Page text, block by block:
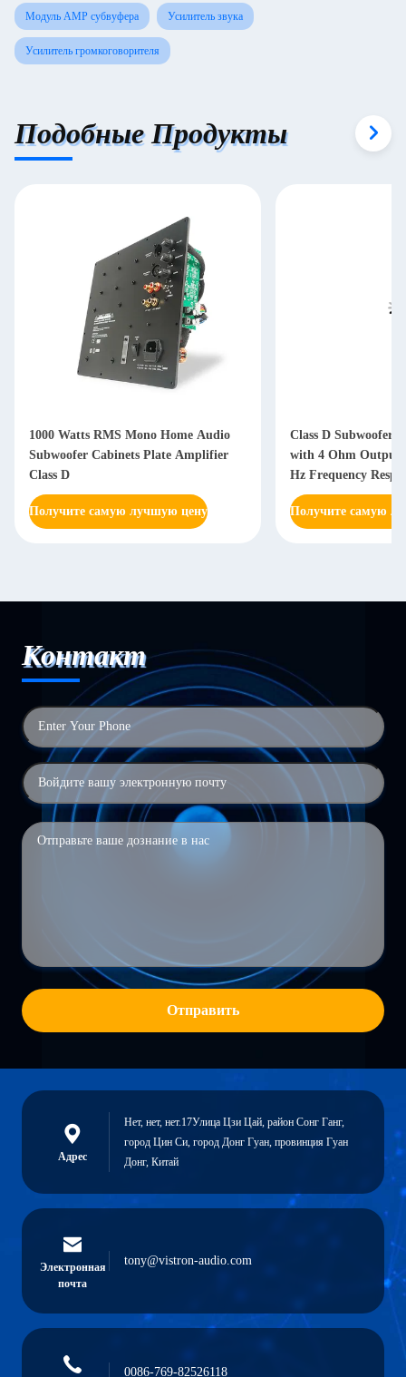
Модуль AMP субвуфера Усилитель звука
Усилитель громкоговорителя
Подобные Продукты
1000 Watts RMS Mono Home Audio
Subwoofer Cabinets Plate Amplifier
Class D
Получите самую лучшую цену
Class D Subwoofer
with 4 Ohm Output
Hz Frequency
Power Supply
Получите самую
Контакт
Отправить
Адрес
Нет, нет, нет.17Улица Цзи Цай, район Сонг Ганг,
город Цин Си, город Донг Гуан, провинция Гуан
Донг, Китай
Электронная
почта
tony@vistron-audio.com
0086-769-82526118